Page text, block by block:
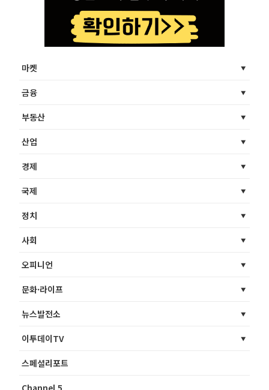
마켓
금융
부동산
산업
경제
국제
정치
사회
오피니언
문화·라이프
뉴스발전소
이투데이TV
스페셜리포트
Channel 5